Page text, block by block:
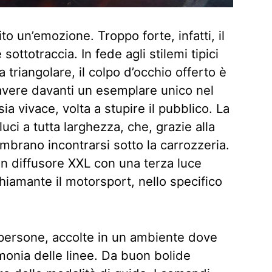
un’emozione. Troppo forte, infatti, il
In fede agli stilemi tipici
il colpo d’occhio offerto è
davanti un esemplare unico nel
vivace, volta a stupire il pubblico. La
a tutta larghezza, che, grazie alla
incontrarsi sotto la carrozzeria.
diffusore XXL con una terza luce
il motorsport, nello specifico
accolte in un ambiente dove
delle linee. Da buon bolide